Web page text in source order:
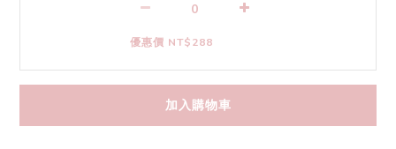
優惠價 NT$288
加入購物車